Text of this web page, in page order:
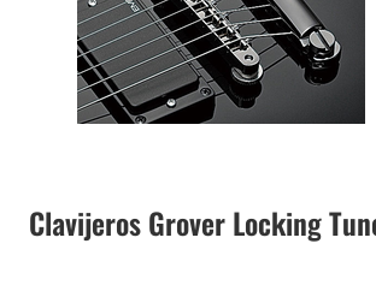
Clavijeros Grover Locking